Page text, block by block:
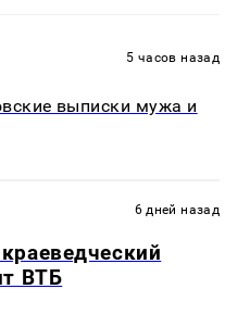
5 часов назад
выписки мужа и
6 дней назад
ВТБ